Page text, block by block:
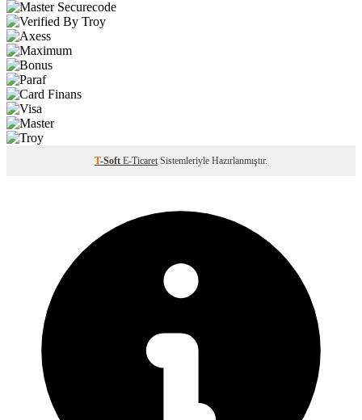
T-Soft E-Ticaret Sistemleriyle Hazırlanmıştır.